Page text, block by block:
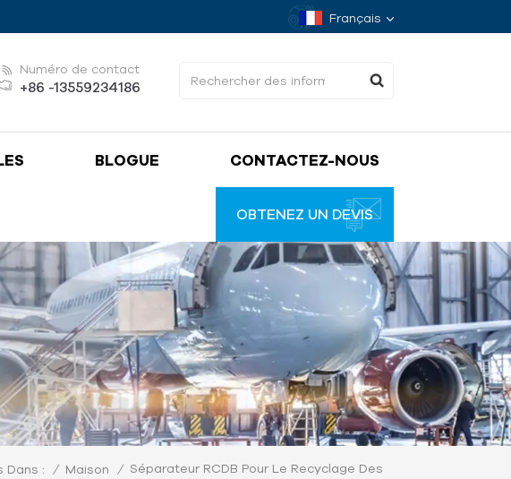
Français
Numéro de contact
+86 -13559234186
BLOGUE CONTACTEZ-NOUS
OBTENEZ UN DEVIS
Dans : / Maison /
Séparateur RCDB Pour Le Recyclage Des